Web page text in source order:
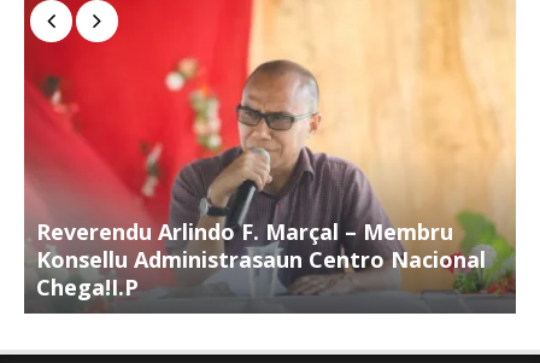
Reverendu Arlindo F. Marçal – Membru
Konsellu Administrasaun Centro Nacional
Chega!I.P